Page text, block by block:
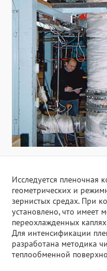
Исследуется пленочная
геометрических и
зернистых средах. При
установлено, что имеет
переохлажденных
Для интенсификации
разработана методика
теплообменной